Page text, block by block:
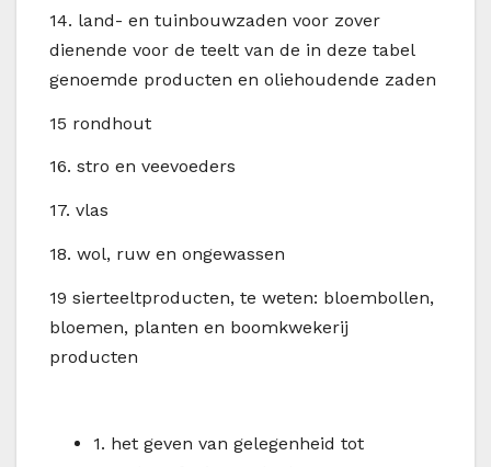
14. land- en tuinbouwzaden voor zover
dienende voor de teelt van de in deze tabel
genoemde producten en oliehoudende zaden
15 rondhout
16. stro en veevoeders
17. vlas
18. wol, ruw en ongewassen
19 sierteeltproducten, te weten: bloembollen,
bloemen, planten en boomkwekerij
producten
1. het geven van gelegenheid tot